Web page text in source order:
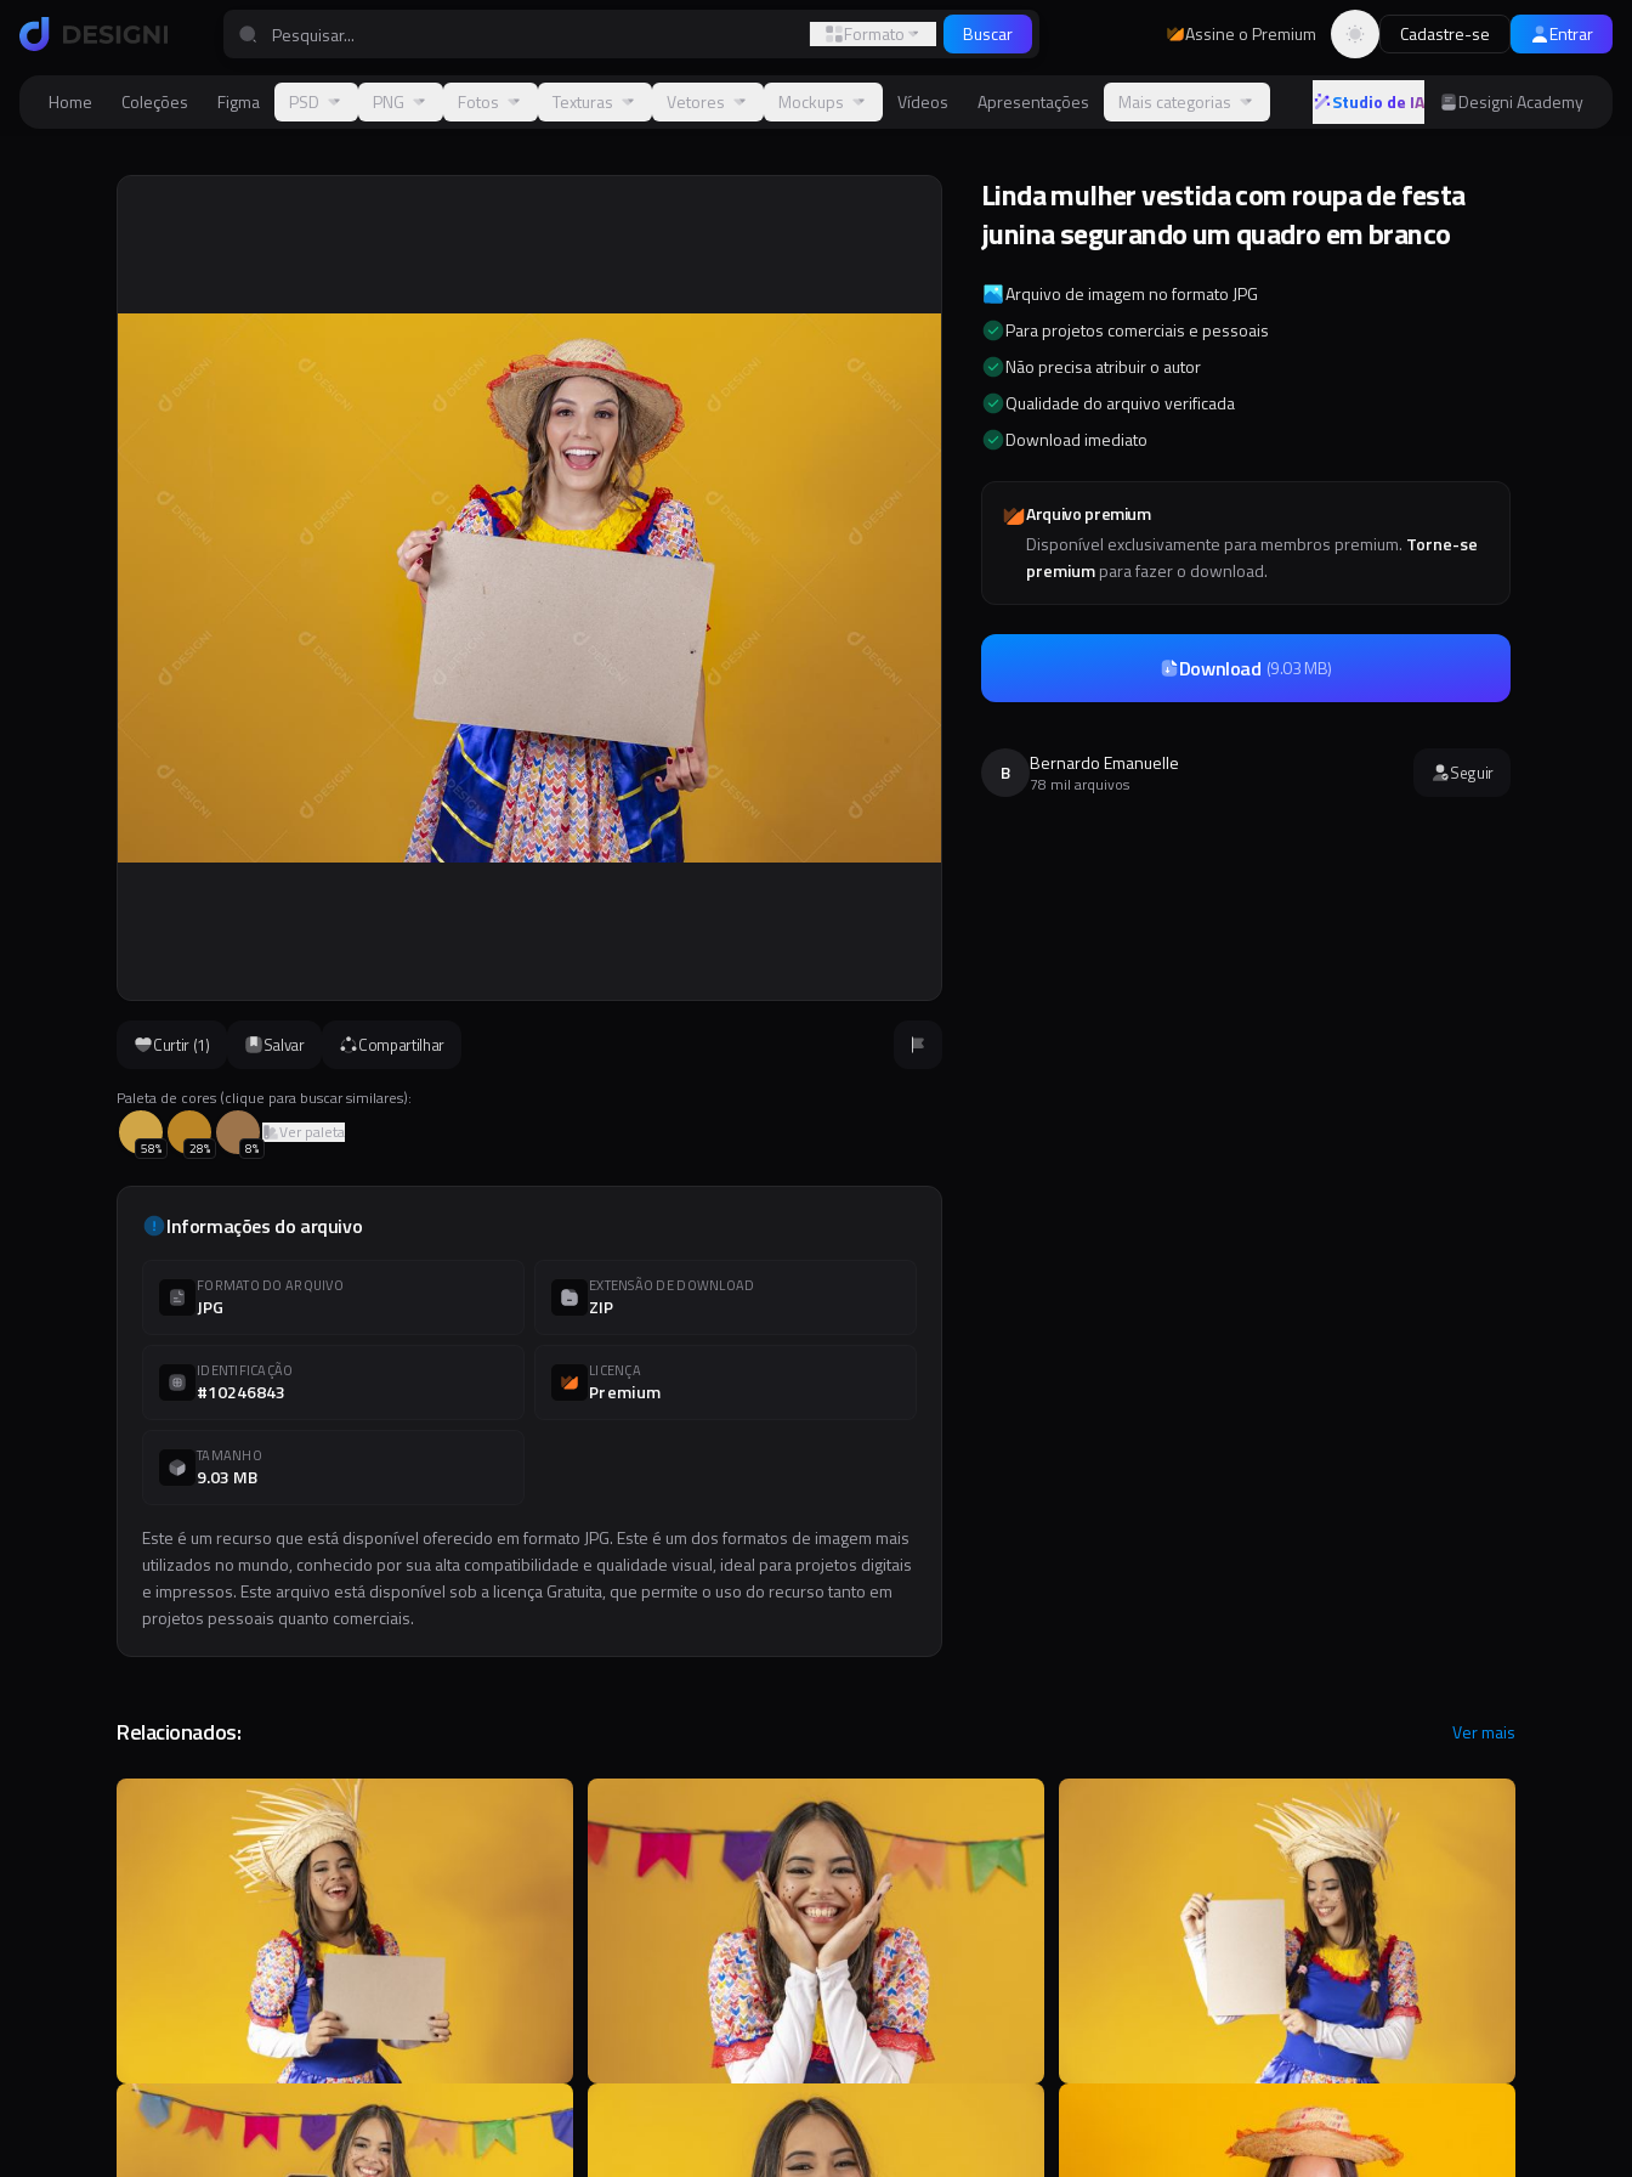
Formato Buscar Assine o Premium Alternar tema
Cadastre-se Entrar
Home Coleções Figma PSD PNG Fotos Texturas Vetores Mockups Vídeos Apresentações Mais categorias Studio de IA Designi Academy
Curtir (1) Salvar Compartilhar
Paleta de cores (clique para buscar similares):
58% 28% 8%
Ver paleta
Informações do arquivo
FORMATO DO ARQUIVO
JPG
EXTENSÃO DE DOWNLOAD
ZIP
IDENTIFICAÇÃO
#10246843
LICENÇA
Premium
TAMANHO
9.03 MB
Este é um recurso que está disponível oferecido em formato JPG. Este é um dos formatos de imagem mais
utilizados no mundo, conhecido por sua alta compatibilidade e qualidade visual, ideal para projetos digitais
e impressos. Este arquivo está disponível sob a licença Gratuita, que permite o uso do recurso tanto em
projetos pessoais quanto comerciais.
Linda mulher vestida com roupa de festa
junina segurando um quadro em branco
Arquivo de imagem no formato JPG
Para projetos comerciais e pessoais
Não precisa atribuir o autor
Qualidade do arquivo verificada
Download imediato
Arquivo premium
Disponível exclusivamente para membros premium. Torne-se
premiumpara fazer o download.
Download (9.03 MB)
B Bernardo Emanuelle
78 mil arquivos Seguir
Relacionados: Ver mais